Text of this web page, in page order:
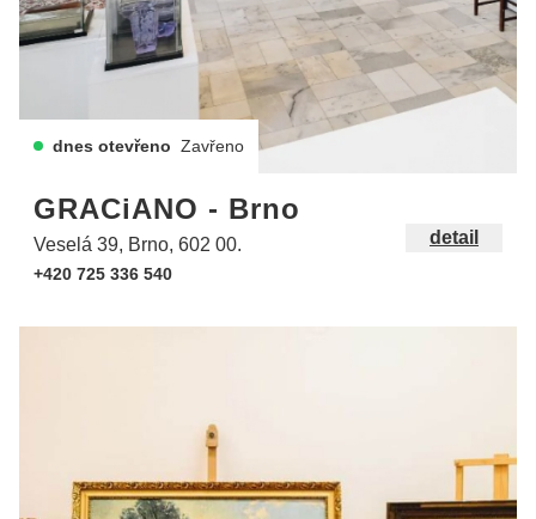
dnes otevřeno Zavřeno
GRACiANO - Brno
Veselá 39, Brno, 602 00.
+420 725 336 540
detail